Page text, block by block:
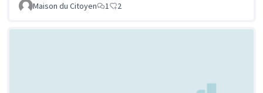
Maison du Citoyen 1 2